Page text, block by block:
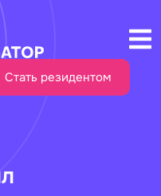
Стать резидентом